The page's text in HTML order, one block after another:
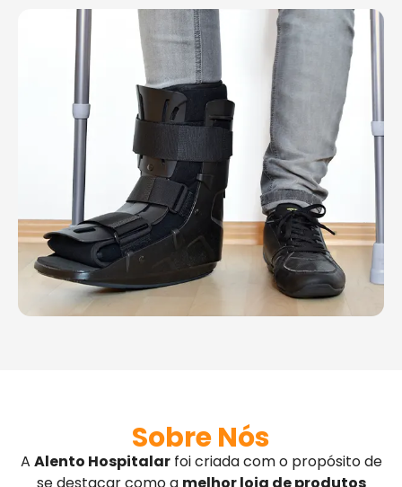
Sobre Nós
A Alento Hospitalarfoi criada com o propósito de